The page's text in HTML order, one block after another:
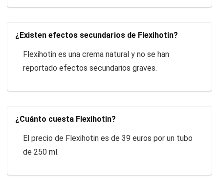
¿Existen efectos secundarios de Flexihotin?
Flexihotin es una crema natural y no se han
reportado efectos secundarios graves.
¿Cuánto cuesta Flexihotin?
El precio de Flexihotin es de 39 euros por un tubo
de 250 ml.